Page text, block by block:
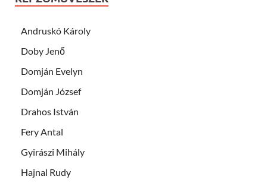
Andruskó Károly
Doby Jenő
Domján Evelyn
Domján József
Drahos István
Fery Antal
Gyirászi Mihály
Hajnal Rudy